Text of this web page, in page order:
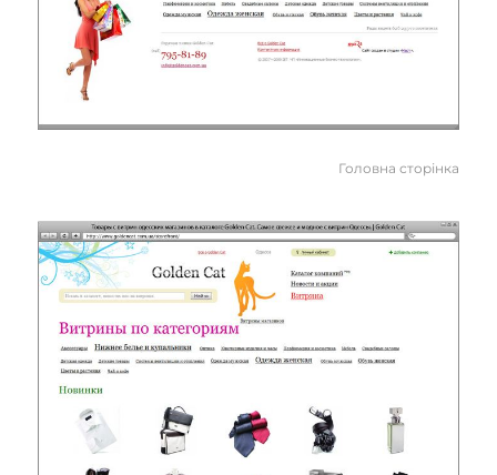
Головна сторінка